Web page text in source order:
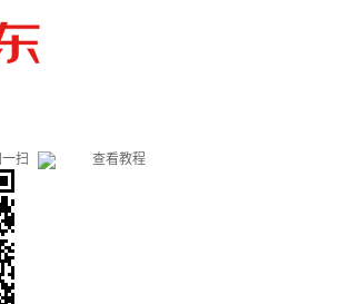
扫 查看教程